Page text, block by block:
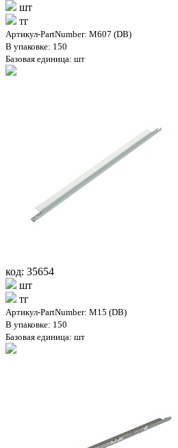
шт
тг
Артикул-PartNumber: M607 (DB)
В упаковке: 150
Базовая единица: шт
код: 35654
шт
тг
Артикул-PartNumber: M15 (DB)
В упаковке: 150
Базовая единица: шт